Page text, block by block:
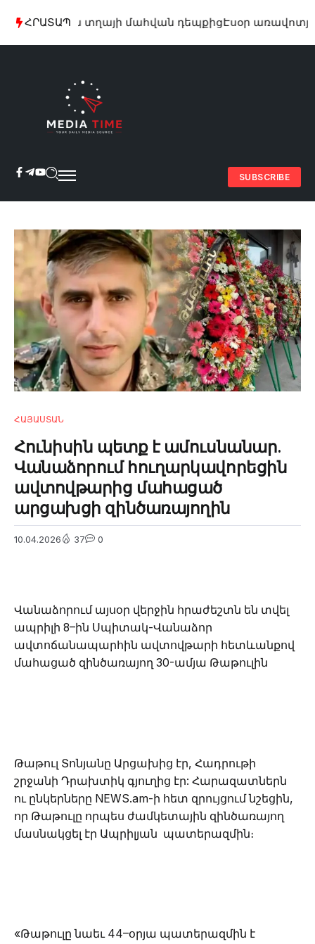
ՀՐԱՏԱՊ
ամյա տղայի մահվան դեպքիցԷսօր առավոտյան
SUBSCRIBE
ՀԱՅԱՍՏԱՆ
Հունիսին պետք է ամուսնանար.
Վանաձորում հուղարկավորեցին
ավտովթարից մահացած
արցախցի զինծառայողին
10.04.2026 37 0
Վանաձորում այսօր վերջին հրաժեշտն են տվել
ապրիլի 8–ին Սպիտակ-Վանաձոր
ավտոճանապարհին ավտովթարի հետևանքով
մահացած զինծառայող 30-ամյա Թաթուլին
Թաթուլ Տոնյանը Արցախից էր, Հադրութի
շրջանի Դրախտիկ գյուղից էր: Հարազատներն
ու ընկերները NEWS.am-ի հետ զրույցում նշեցին,
որ Թաթուլը որպես ժամկետային զինծառայող
մասնակցել էր Ապրիլյան պատերազմին։
«Թաթուլը նաեւ 44–օրյա պատերազմին է